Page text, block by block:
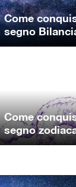
Come
segno
Come
segno